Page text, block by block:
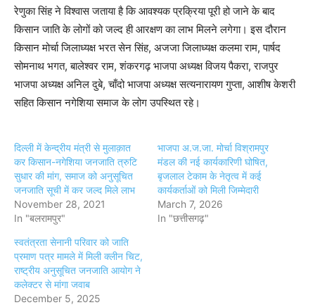
रेणुका सिंह ने विश्वास जताया है कि आवश्यक प्रक्रिया पूरी हो जाने के बाद
किसान जाति के लोगों को जल्द ही आरक्षण का लाभ मिलने लगेगा। इस दौरान
किसान मोर्चा जिलाध्यक्ष भरत सेन सिंह, अजजा जिलाध्यक्ष कलमा राम, पार्षद
सोमनाथ भगत, बालेश्वर राम, शंकरगढ़ भाजपा अध्यक्ष विजय पैकरा, राजपुर
भाजपा अध्यक्ष अनिल दुबे, चाँदो भाजपा अध्यक्ष सत्यनारायण गुप्ता, आशीष केशरी
सहित किसान नगेशिया समाज के लोग उपस्थित रहे।
दिल्ली में केन्द्रीय मंत्री से मुलाक़ात
कर किसान-नगेशिया जनजाति त्रुटि
सुधार की मांग, समाज को अनुसूचित
जनजाति सूची में कर जल्द मिले लाभ
November 28, 2021
In "बलरामपुर"
भाजपा अ.ज.जा. मोर्चा विश्रामपुर
मंडल की नई कार्यकारिणी घोषित,
बृजलाल टेकाम के नेतृत्व में कई
कार्यकर्ताओं को मिली जिम्मेदारी
March 7, 2026
In "छत्तीसगढ़"
स्वतंत्रता सेनानी परिवार को जाति
प्रमाण पत्र मामले में मिली क्लीन चिट,
राष्ट्रीय अनुसूचित जनजाति आयोग ने
कलेक्टर से मांगा जवाब
December 5, 2025